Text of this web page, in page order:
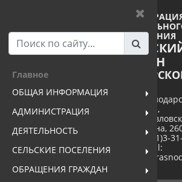
Главное
ОБЩАЯ ИНФОРМАЦИЯ
АДМИНИСТРАЦИЯ
ДЕЯТЕЛЬНОСТЬ
СЕЛЬСКИЕ ПОСЕЛЕНИЯ
ОБРАЩЕНИЯ ГРАЖДАН
ОБРАЗОВАНИЯ
РАЙОН
352040,
край,
станица
ул. Пушкина,
тел. +7(86191)3-
e-mail: